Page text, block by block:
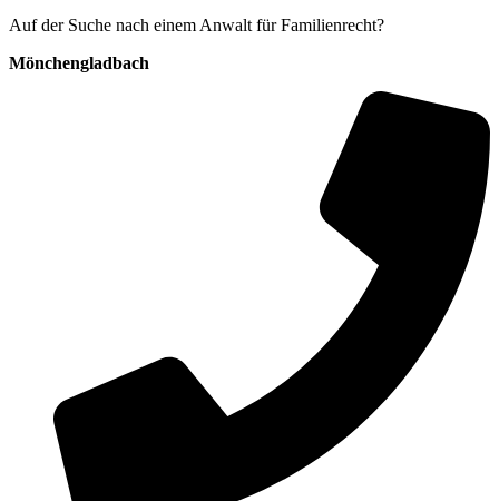
Auf der Suche nach einem Anwalt für Familienrecht?
Mönchengladbach